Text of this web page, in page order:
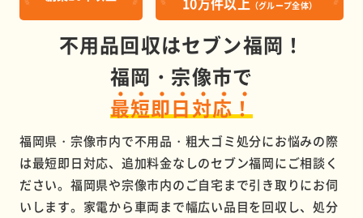
（グループ全体）
不用品回収はセブン福岡！
福岡・宗像市で
最短即日対応！
福岡県・宗像市内で不用品・粗大ゴミ処分にお悩みの際
は最短即日対応、追加料金なしのセブン福岡にご相談く
ださい。福岡県や宗像市内のご自宅まで引き取りにお伺
いします。家電から車両まで幅広い品目を回収し、処分